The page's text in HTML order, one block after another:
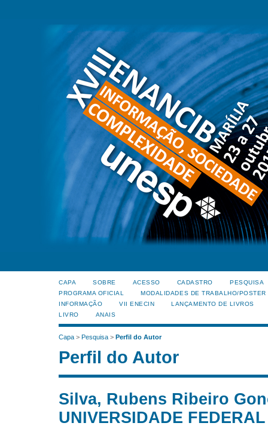
CAPA SOBRE ACESSO CADASTRO
PESQUISA
PROGRAMA OFICIAL
MODALIDADES DE TRABALHO/POSTER
INFORMAÇÃO
VII ENECIN
LANÇAMENTO DE LIVROS
LIVRO
ANAIS
Capa > Pesquisa > Perfil do Autor
Perfil do Autor
Silva, Rubens Ribeiro
UNIVERSIDADE